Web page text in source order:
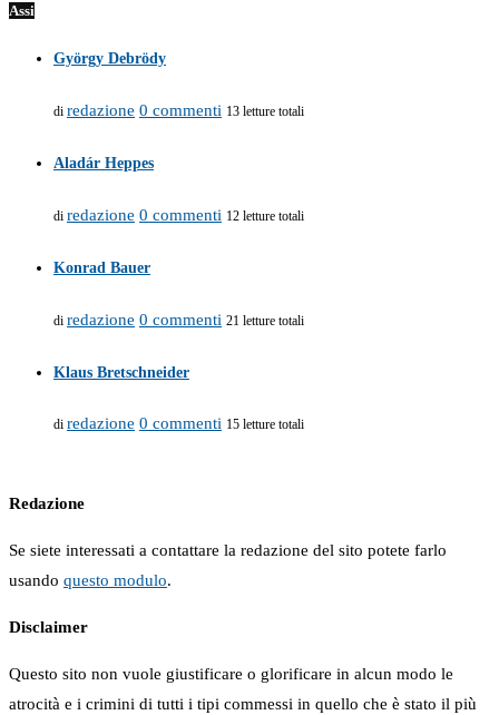
Assi
György Debrödy
di redazione 0 commenti 13 letture totali
Aladár Heppes
di redazione 0 commenti 12 letture totali
Konrad Bauer
di redazione 0 commenti 21 letture totali
Klaus Bretschneider
di redazione 0 commenti 15 letture totali
Redazione
Se siete interessati a contattare la redazione del sito potete farlo
usando questo modulo.
Disclaimer
Questo sito non vuole giustificare o glorificare in alcun modo le
atrocità e i crimini di tutti i tipi commessi in quello che è stato il più